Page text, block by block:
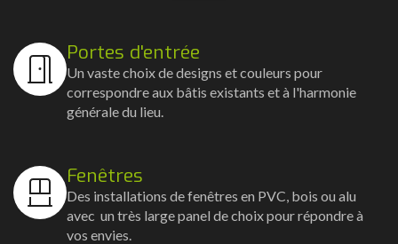
Portes d'entrée
Un vaste choix de designs et couleurs pour
correspondre aux bâtis existants et à l'harmonie
générale du lieu.
Fenêtres
Des installations de fenêtres en PVC, bois ou alu
avec un très large panel de choix pour répondre à
vos envies.